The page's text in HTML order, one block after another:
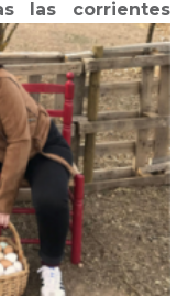
las corrientes